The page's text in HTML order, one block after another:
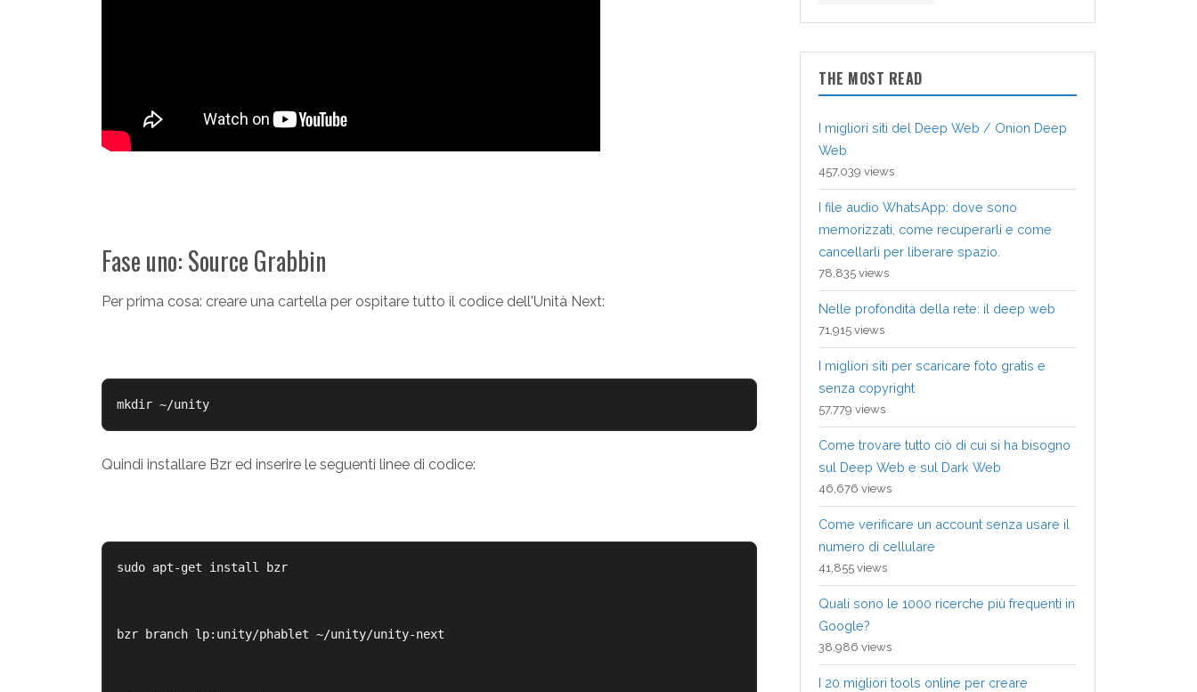
Fase uno: Source Grabbin
Per prima cosa: creare una cartella per ospitare tutto il codice dell'Unità Next:
mkdir ~/unity
Quindi installare Bzr ed inserire le seguenti linee di codice:
sudo apt-get install bzr
bzr branch lp:unity/phablet ~/unity/unity-next
THE MOST READ
I migliori siti del Deep Web / Onion Deep
Web
457,039 views
I file audio WhatsApp: dove sono
memorizzati, come recuperarli e come
cancellarli per liberare spazio.
78,835 views
Nelle profondità della rete: il deep web
71,915 views
I migliori siti per scaricare foto gratis e
senza copyright
57,779 views
Come trovare tutto ciò di cui si ha bisogno
sul Deep Web e sul Dark Web
46,676 views
Come verificare un account senza usare il
numero di cellulare
41,855 views
Quali sono le 1000 ricerche più frequenti in
Google?
38,986 views
I 20 migliori tools online per creare